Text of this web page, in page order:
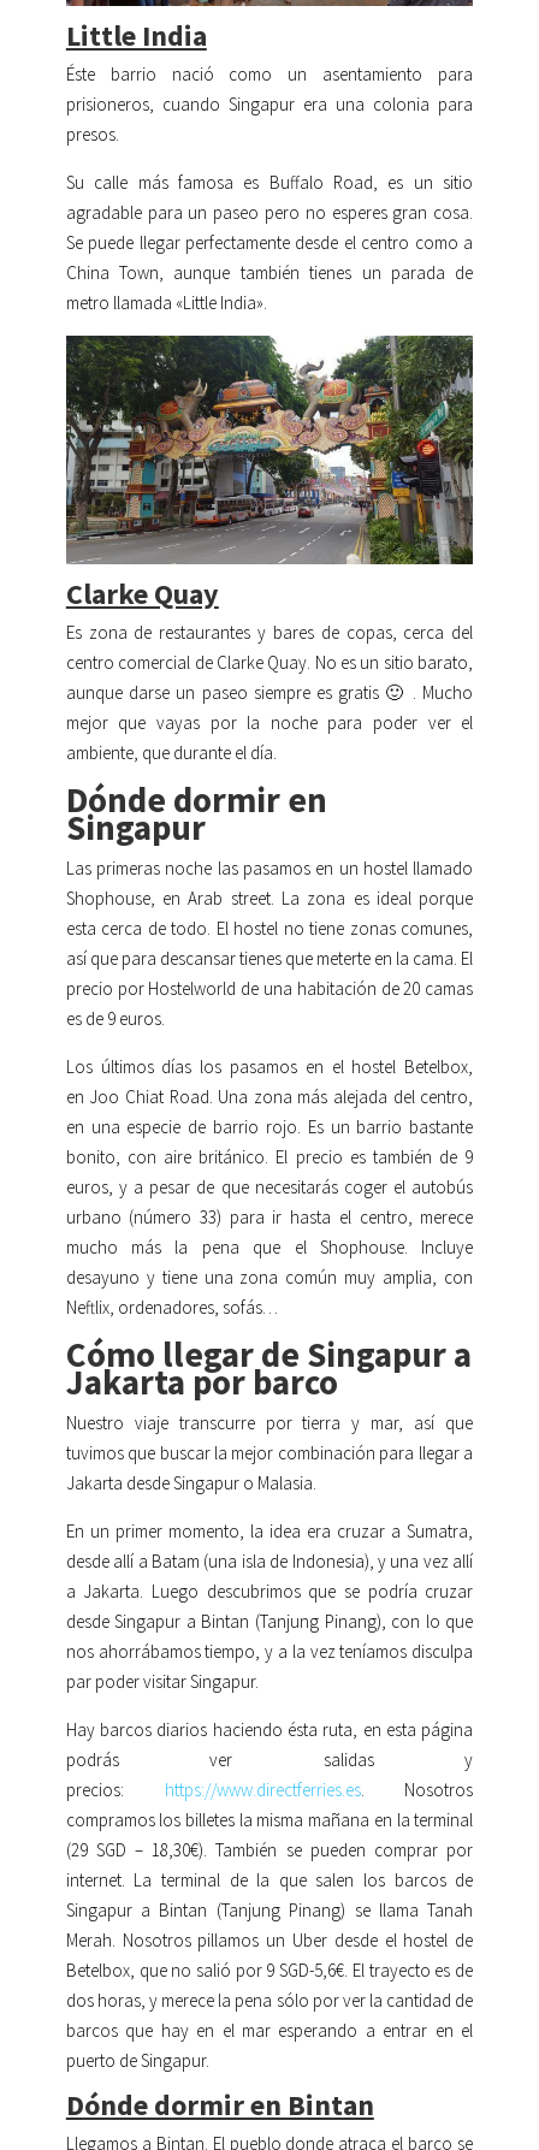
Little India
Éste barrio nació como un asentamiento para
prisioneros, cuando Singapur era una colonia para
presos.
Su calle más famosa es Buffalo Road, es un sitio
agradable para un paseo pero no esperes gran cosa.
Se puede llegar perfectamente desde el centro como a
China Town, aunque también tienes un parada de
metro llamada «Little India».
Clarke Quay
Es zona de restaurantes y bares de copas, cerca del
centro comercial de Clarke Quay. No es un sitio barato,
aunque darse un paseo siempre es gratis 🙂 . Mucho
mejor que vayas por la noche para poder ver el
ambiente, que durante el día.
Dónde dormir en
Singapur
Las primeras noche las pasamos en un hostel llamado
Shophouse, en Arab street. La zona es ideal porque
esta cerca de todo. El hostel no tiene zonas comunes,
así que para descansar tienes que meterte en la cama. El
precio por Hostelworld de una habitación de 20 camas
es de 9 euros.
Los últimos días los pasamos en el hostel Betelbox,
en Joo Chiat Road. Una zona más alejada del centro,
en una especie de barrio rojo. Es un barrio bastante
bonito, con aire británico. El precio es también de 9
euros, y a pesar de que necesitarás coger el autobús
urbano (número 33) para ir hasta el centro, merece
mucho más la pena que el Shophouse. Incluye
desayuno y tiene una zona común muy amplia, con
Neftlix, ordenadores, sofás…
Cómo llegar de Singapur a
Jakarta por barco
Nuestro viaje transcurre por tierra y mar, así que
tuvimos que buscar la mejor combinación para llegar a
Jakarta desde Singapur o Malasia.
En un primer momento, la idea era cruzar a Sumatra,
desde allí a Batam (una isla de Indonesia), y una vez allí
a Jakarta. Luego descubrimos que se podría cruzar
desde Singapur a Bintan (Tanjung Pinang), con lo que
nos ahorrábamos tiempo, y a la vez teníamos disculpa
par poder visitar Singapur.
Hay barcos diarios haciendo ésta ruta, en esta página
podrás ver salidas y
precios: https://www.directferries.es. Nosotros
compramos los billetes la misma mañana en la terminal
(29 SGD – 18,30€). También se pueden comprar por
internet. La terminal de la que salen los barcos de
Singapur a Bintan (Tanjung Pinang) se llama Tanah
Merah. Nosotros pillamos un Uber desde el hostel de
Betelbox, que no salió por 9 SGD-5,6€. El trayecto es de
dos horas, y merece la pena sólo por ver la cantidad de
barcos que hay en el mar esperando a entrar en el
puerto de Singapur.
Dónde dormir en Bintan
Llegamos a Bintan. El pueblo donde atraca el barco se